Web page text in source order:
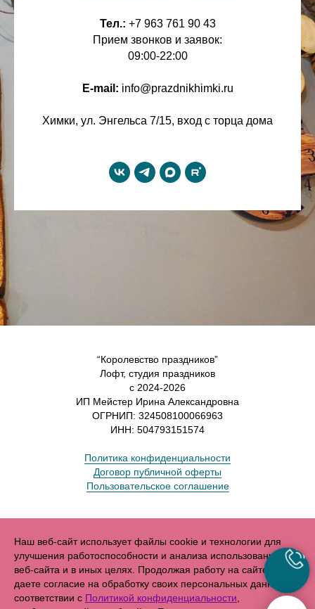
Тел.: +7 963 761 90 43
Прием звонков и заявок:
09:00-22:00
E-mail: info@prazdnikhimki.ru
Химки, ул. Энгельса 7/15, вход с торца дома
“Королевство праздников”
Лофт, студия праздников
с 2024-2026
ИП Мейстер Ирина Александровна
ОГРНИП: 324508100066963
ИНН: 504793151574
Политика конфиденциальности
Договор публичной оферты
Пользовательское соглашение
Наш веб-сайт использует файлы cookie и технологии для
улучшения работоспособности и анализа использования
веб-сайта и в иных целях. Продолжая работу на сайте, Вы
даете согласие на обработку своих персональных данных в
соответствии с Политикой конфиденциальности